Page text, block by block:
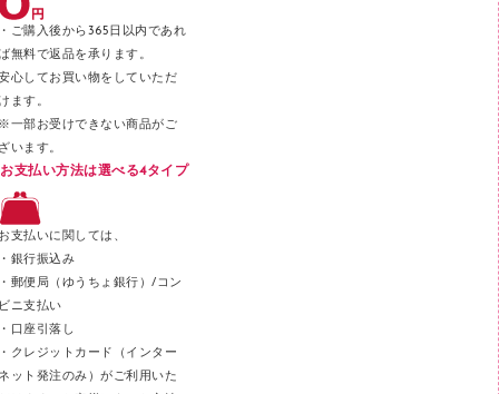
テープカッター
その他文具
セロハンテープ
スティックのり
クリップ
カッター
ご購入後から365日以内であれ
無料で返品を承ります。
心してお買い物をしていただ
ます。
一部お受けできない商品がご
います。
お支払い方法は選べる4タイプ
支払いに関しては、
銀行振込み
郵便局（ゆうちょ銀行）/コン
ニ支払い
口座引落し
クレジットカード（インター
ット発注のみ）がご利用いた